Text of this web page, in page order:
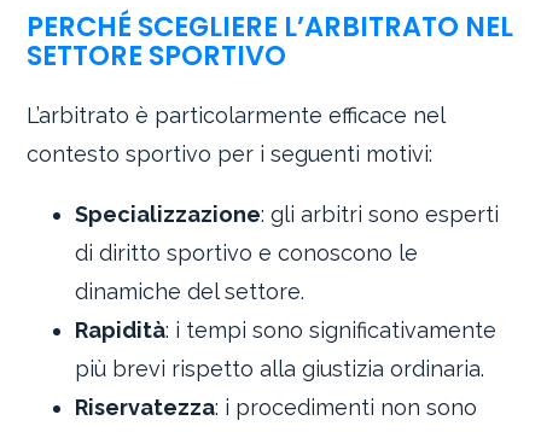
PERCHÉ SCEGLIERE L’ARBITRATO NEL
SETTORE SPORTIVO
L’arbitrato è particolarmente efficace nel
contesto sportivo per i seguenti motivi:
Specializzazione: gli arbitri sono esperti
di diritto sportivo e conoscono le
dinamiche del settore.
Rapidità: i tempi sono significativamente
più brevi rispetto alla giustizia ordinaria.
Riservatezza: i procedimenti non sono